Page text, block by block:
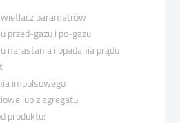
parametrów
przed-gazu i po-gazu
narastania i opadania prądu
impulsowego
lub z agregatu
produktu: